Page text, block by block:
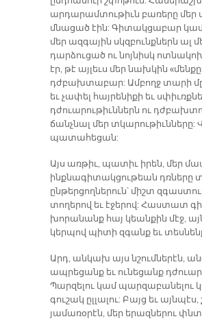
արդարամտութիւն բառերը մեր
մնացած էին: Գիտակցաբար
մեր ազգային սկզբունքներն ալ
դարձուցած ու նոյնիսկ
էր, թէ այլեւս մեր նախկին
դժբախտաբար: Ամբողջ տարի մը
եւ չափել հայրենիքի եւ
դժուարութիւններն ու
ճանչնալ մեր
պատահեցան:
Այս առթիւ, պատիւ իրեն, մեր
ինքնագիտակցութեան դռները
ընթերցողներուն՝ միշտ
տողերով եւ էջերով: Հաստատ
խորանանք հայ կեանքին մէջ,
կերպով պիտի զգանք եւ տեսնենք
Արդ, անկախ այս նշումներէն,
ապրեցանք եւ ունեցանք
Պարզելու կամ պարզաբանելու
գուշակ ըլլալու: Բայց եւ
յամառօրէն, մեր երազներու